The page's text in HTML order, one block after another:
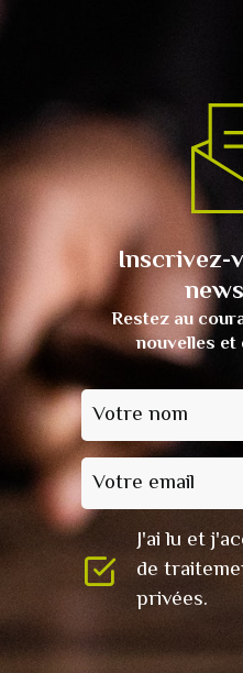
Inscrivez-
Restez au
nouvelles et
Votre nom
Votre email
J'ai lu et
de
privées.